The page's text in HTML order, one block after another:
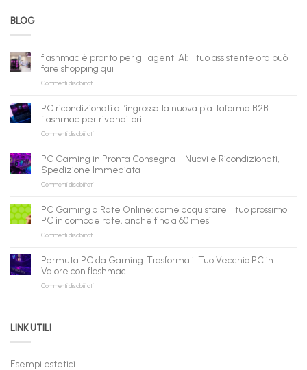
BLOG
flashmac è pronto per gli agenti AI: il tuo assistente ora può
fare shopping qui
Commenti disabilitatisu
pronto
per
gli
AI:
il
tuo
assistente
può
fare
qui
PC ricondizionati all’ingrosso: la nuova piattaforma B2B
flashmac per rivenditori
Commenti disabilitatisu
ricondizionati
all’ingrosso:
la
nuova
B2B
flashmac
per
rivenditori
PC Gaming in Pronta Consegna – Nuovi e Ricondizionati,
Spedizione Immediata
Commenti disabilitatisu
Gaming
in
Pronta
Consegna
Nuovi
Ricondizionati,
Spedizione
PC Gaming a Rate Online: come acquistare il tuo prossimo
PC in comode rate, anche fino a 60 mesi
Commenti disabilitatisu
Gaming
Rate
Online:
Permuta PC da Gaming: Trasforma il Tuo Vecchio PC in
Valore con flashmac
Commenti disabilitatisu
LINK UTILI
Esempi estetici